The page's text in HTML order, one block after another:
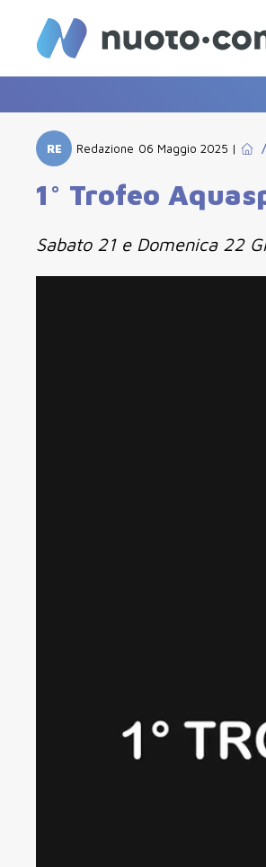
RE Redazione 06 Maggio 2025 | /
1° Trofeo
Sabato 21 e Domenica 22